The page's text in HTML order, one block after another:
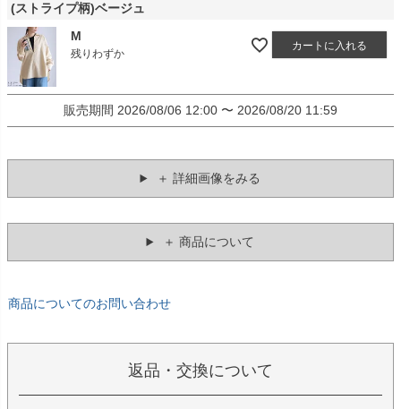
(ストライプ柄)ベージュ
M
残りわずか
カートに入れる
販売期間 2026/08/06 12:00 〜 2026/08/20 11:59
＋ 詳細画像をみる
＋ 商品について
商品についてのお問い合わせ
返品・交換について